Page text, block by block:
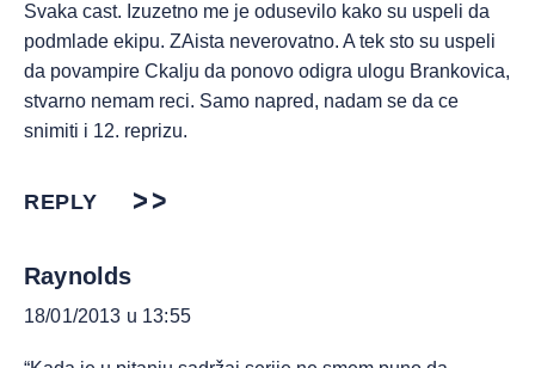
Svaka cast. Izuzetno me je odusevilo kako su uspeli da
podmlade ekipu. ZAista neverovatno. A tek sto su uspeli
da povampire Ckalju da ponovo odigra ulogu Brankovica,
stvarno nemam reci. Samo napred, nadam se da ce
snimiti i 12. reprizu.
REPLY
Raynolds
18/01/2013 u 13:55